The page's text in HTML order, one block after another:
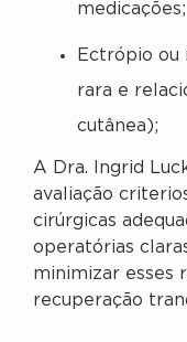
medicações;
Ectrópio ou
rara e
cutânea);
A Dra. Ingrid
avaliação
cirúrgicas
operatórias
minimizar esses
recuperação